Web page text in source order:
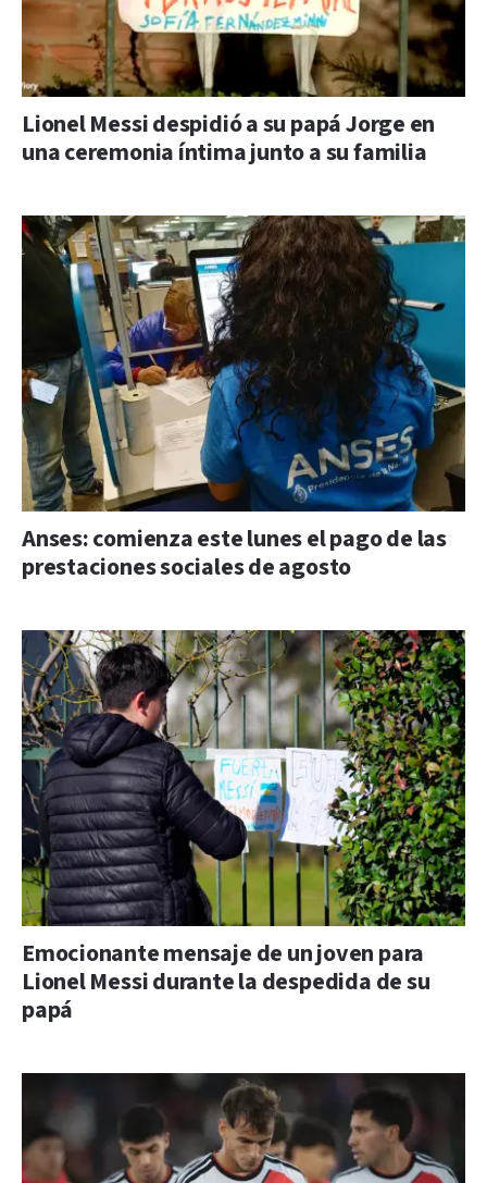
Lionel Messi despidió a su papá Jorge en
una ceremonia íntima junto a su familia
Anses: comienza este lunes el pago de las
prestaciones sociales de agosto
Emocionante mensaje de un joven para
Lionel Messi durante la despedida de su
papá